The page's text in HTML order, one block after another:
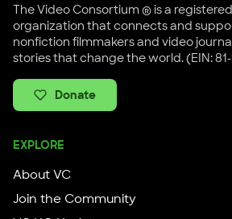
The Video Consortium ® is a
organization that connects and
nonfiction filmmakers and video
stories that change the world. (EIN:
Donate
EXPLORE
About VC
Join the Community